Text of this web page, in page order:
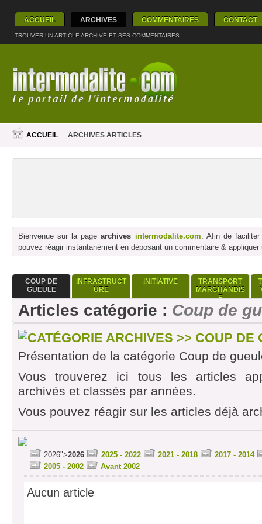
ACCUEIL ARCHIVES COMMENTAIRES CONTACT
TROUVER UN ARTICLE ARCHIVÉ ET SES COMMENTAIRES
ACCUEIL ARCHIVES ARTICLES
Bienvenue sur la pagearchives intermodalite.com. Afin de
pouvez réagir instantanément en déposant un commentaire & appliquer
COUP DE
GUEULE
INFRASTRUCT
URE
INITIATIVE
TRANSPORT
MARCHANDIS
E
Articles catégorie : Coup de
CATÉGORIE ARCHIVES >> COUP DE
Présentation de la catégorie Coup de
Vous trouverez ici tous les articles
archivés et classés par années.
Vous pouvez réagir sur les articles déjà
2026">2026 2025 - 2022 2021 - 2018
2017 - 2014
2005 - 2002
Avant 2002
Aucun article